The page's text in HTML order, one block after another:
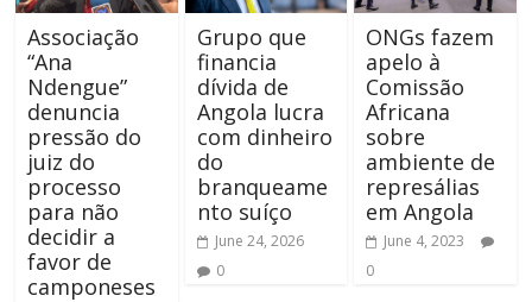
Associação
“Ana
Ndengue”
denuncia
pressão do
juiz do
processo
para não
decidir a
favor de
camponeses
Grupo que
financia
dívida de
Angola lucra
com dinheiro
do
branqueame
nto suíço
June 24, 2026
0
ONGs fazem
apelo à
Comissão
Africana
sobre
ambiente de
represálias
em Angola
June 4, 2023
0